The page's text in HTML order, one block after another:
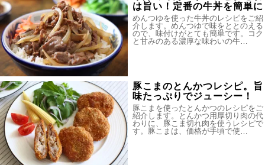
は旨い！定番の牛丼を簡単に
めんつゆを使った牛丼のレシピをご紹
介します。めんつゆで味をととのえる
ので、味付けがとても簡単です。コク
と甘みのある濃厚な味わいの牛…
豚こまのとんかつレシピ。旨
味たっぷりでジューシー！
豚こまを使ったとんかつのレシピをご
紹介します。とんかつ用厚切り肉の代
わりに、豚こま切れ肉を使うレシピで
す。豚こまは、価格が手頃で使…